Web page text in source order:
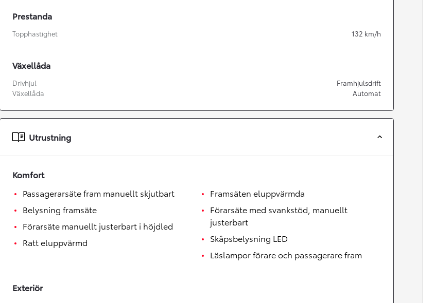
Från 360 900 kr
Easy Billån
Toyota GR Supra
BENSIN
Prestanda
Topphastighet 132 km/h
Växellåda
Drivhjul
Framhjulsdrift
Växellåda
Automat
Utrustning
Komfort
Passagerarsäte fram manuellt skjutbart
Belysning framsäte
Förarsäte manuellt justerbart i höjdled
Ratt eluppvärmd
Framsäten eluppvärmda
Förarsäte med svankstöd, manuellt
justerbart
Skåpsbelysning LED
Läslampor förare och passagerare fram
Exteriör